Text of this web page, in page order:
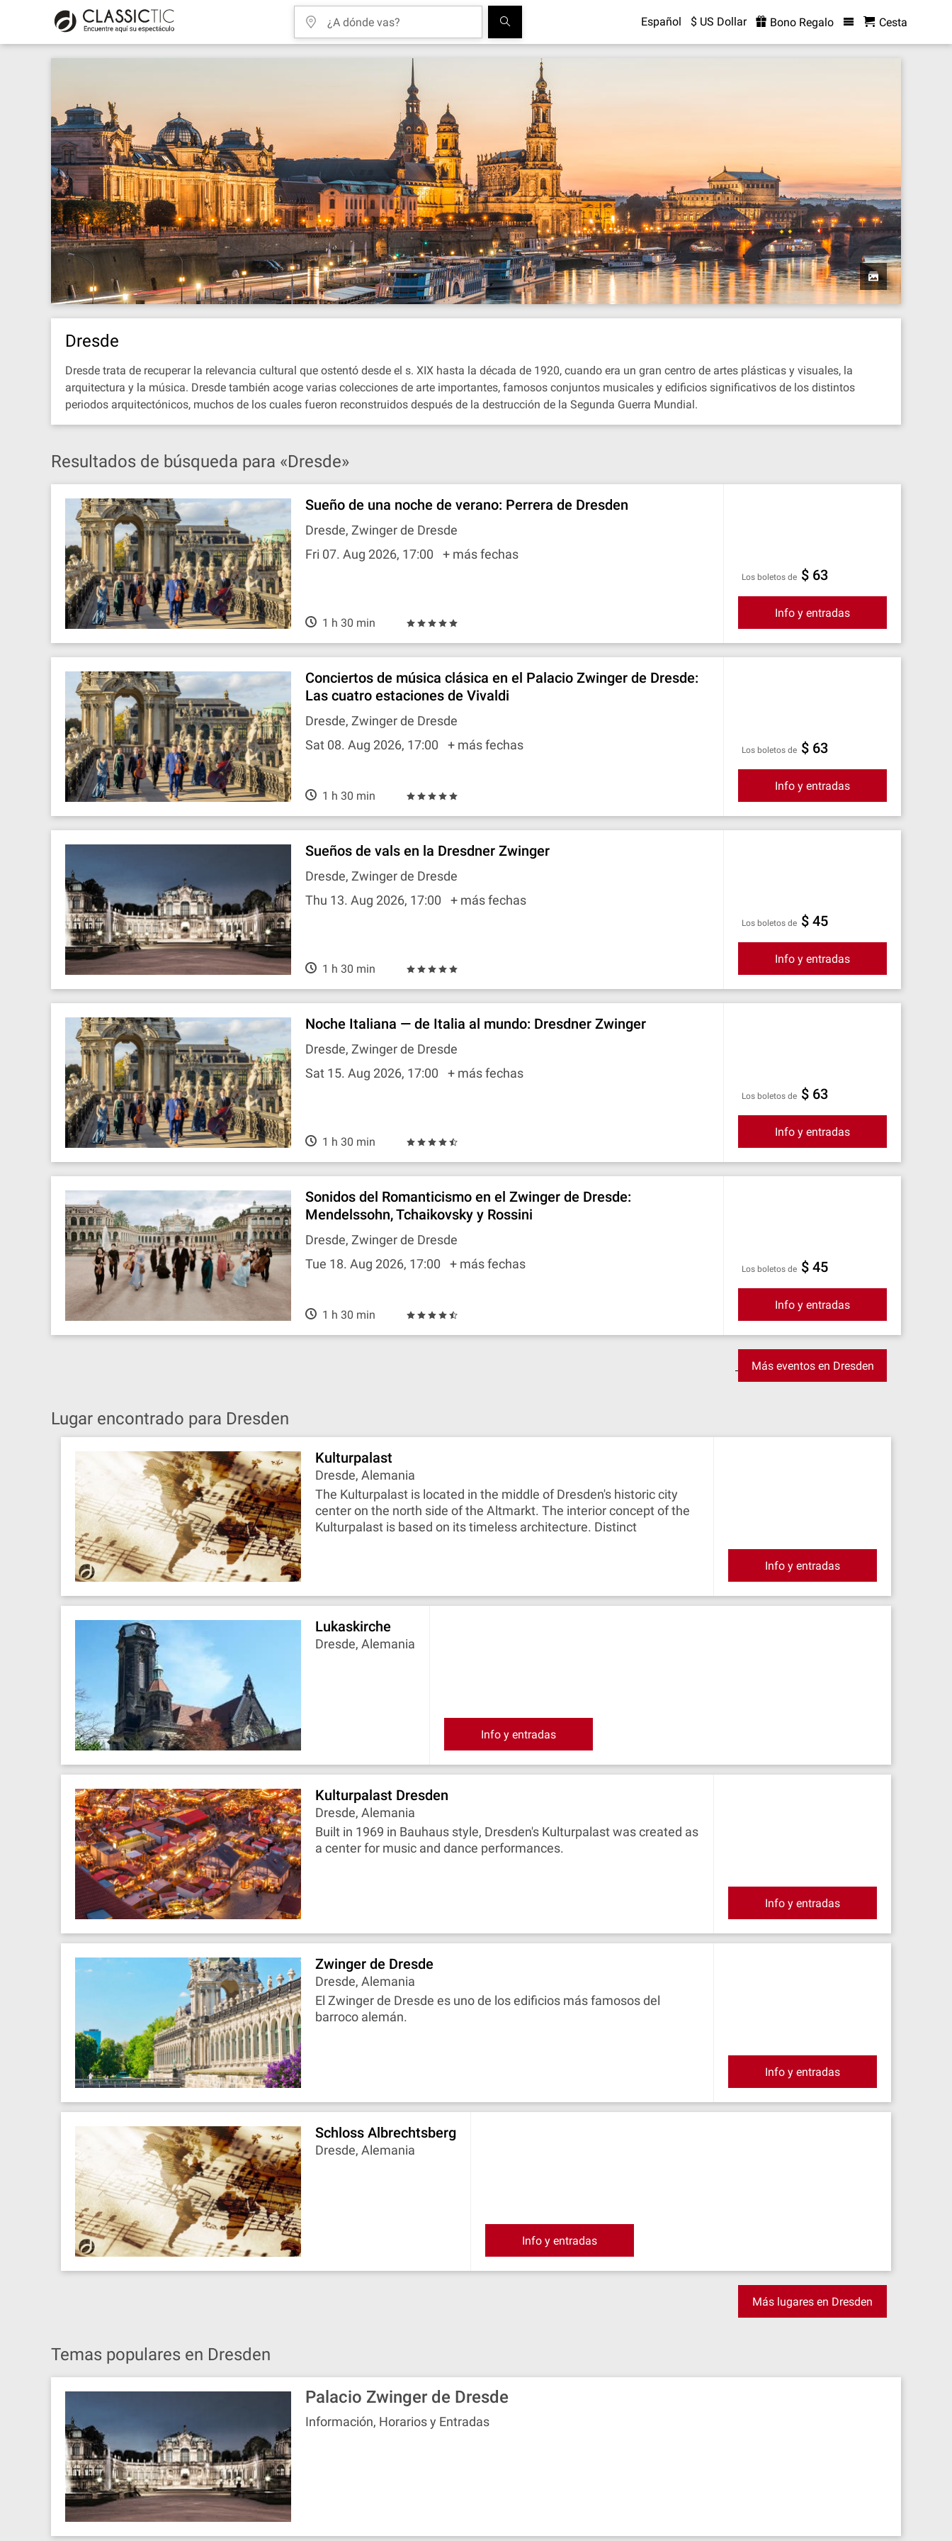
Español $ US Dollar Bono Regalo Cesta
Dresde
Dresde trata de recuperar la relevancia cultural que ostentó desde el s. XIX hasta la década de 1920, cuando era un gran centro de artes plásticas y visuales, la
arquitectura y la música. Dresde también acoge varias colecciones de arte importantes, famosos conjuntos musicales y edificios significativos de los distintos
periodos arquitectónicos, muchos de los cuales fueron reconstruidos después de la destrucción de la Segunda Guerra Mundial.
Resultados de búsqueda para «Dresde»
Sueño de una noche de verano: Perrera de Dresden
Dresde, Zwinger de Dresde
Fri 07. Aug 2026, 17:00
+ más fechas
1 h 30 min
Los boletos de $ 63
Info y entradas
Conciertos de música clásica en el Palacio Zwinger de Dresde:
Las cuatro estaciones de Vivaldi
Dresde, Zwinger de Dresde
Sat 08. Aug 2026, 17:00
+ más fechas
1 h 30 min
Los boletos de $ 63
Info y entradas
Sueños de vals en la Dresdner Zwinger
Dresde, Zwinger de Dresde
Thu 13. Aug 2026, 17:00
+ más fechas
1 h 30 min
Los boletos de $ 45
Info y entradas
Noche Italiana — de Italia al mundo: Dresdner Zwinger
Dresde, Zwinger de Dresde
Sat 15. Aug 2026, 17:00
+ más fechas
1 h 30 min
Los boletos de $ 63
Info y entradas
Sonidos del Romanticismo en el Zwinger de Dresde:
Mendelssohn, Tchaikovsky y Rossini
Dresde, Zwinger de Dresde
Tue 18. Aug 2026, 17:00
+ más fechas
1 h 30 min
Los boletos de $ 45
Info y entradas
Más eventos en Dresden
Lugar encontrado para Dresden
Kulturpalast
Dresde, Alemania
The Kulturpalast is located in the middle of Dresden's historic city
center on the north side of the Altmarkt. The interior concept of the
Kulturpalast is based on its timeless architecture. Distinct
Info y entradas
Lukaskirche
Dresde, Alemania
Info y entradas
Kulturpalast Dresden
Dresde, Alemania
Built in 1969 in Bauhaus style, Dresden's Kulturpalast was created as
a center for music and dance performances.
Info y entradas
Zwinger de Dresde
Dresde, Alemania
El Zwinger de Dresde es uno de los edificios más famosos del
barroco alemán.
Info y entradas
Schloss Albrechtsberg
Dresde, Alemania
Info y entradas
Más lugares en Dresden
Temas populares en Dresden
Palacio Zwinger de Dresde
Información, Horarios y Entradas